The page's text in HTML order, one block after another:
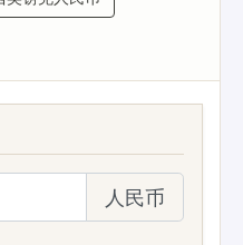
人民币